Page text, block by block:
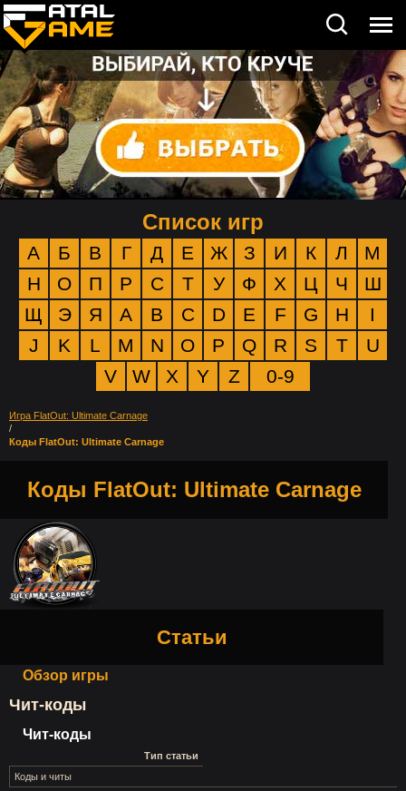
Список игр
А Б В Г Д Е Ж З И К Л
М
Н
О П Р С Т У Ф Х Ц Ч
Ш
Щ
Э Я A B C D E F G H
I
J
K L M N O P Q R S T
U
V
W X Y Z 0-9
Игра FlatOut: Ultimate Carnage
/
Коды FlatOut: Ultimate Carnage
Коды FlatOut: Ultimate Carnage
Статьи
Обзор игры
Чит-коды
Чит-коды
Тип статьи
Коды и читы